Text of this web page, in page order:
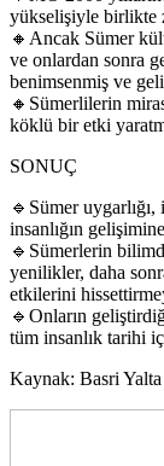
yükselişiyle birlikte
🔸Ancak Sümer
ve onlardan sonra
benimsenmiş ve
🔸Sümerlilerin
köklü bir etki
SONUÇ
🔹Sümer
insanlığın
🔹Sümerlerin
yenilikler, daha
etkilerini
🔹Onların
tüm insanlık tarihi
Kaynak: Basri Yalta